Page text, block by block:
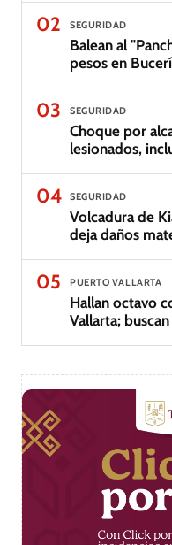
02 SEGURIDAD
Balean al
pesos en
03 SEGURIDAD
Choque por
lesionados,
04 SEGURIDAD
Volcadura de
deja daños
05 PUERTO VALLARTA
Hallan octavo
Vallarta; buscan